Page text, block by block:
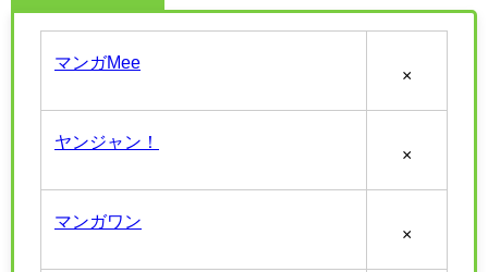
マンガMee
×
ヤンジャン！
×
マンガワン
×